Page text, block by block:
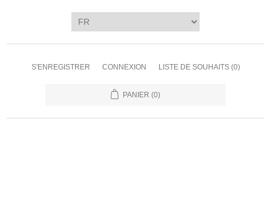
S'ENREGISTRER CONNEXION LISTE DE SOUHAITS (0)
PANIER (0)